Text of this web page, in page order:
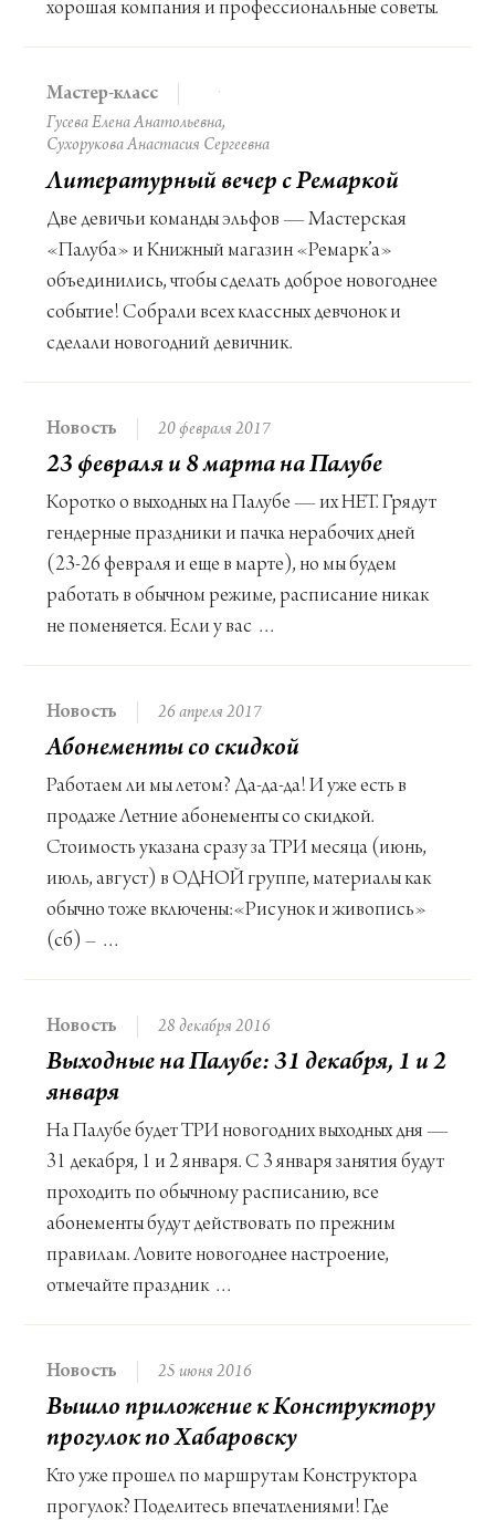
хорошая компания и профессиональные советы.
Мастер-класс
Гусева Елена Анатольевна
Сухорукова Анастасия Сергеевна
Литературный вечер с Ремаркой
Две девичьи команды эльфов — Мастерская
«Палуба» и Книжный магазин «Ремарк’а»
объединились, чтобы сделать доброе новогоднее
событие! Собрали всех классных девчонок и
сделали новогодний девичник.
Новость 20 февраля 2017
23 февраля и 8 марта на Палубе
Коротко о выходных на Палубе — их НЕТ. Грядут
гендерные праздники и пачка нерабочих дней
(23-26 февраля и еще в марте), но мы будем
работать в обычном режиме, расписание никак
не поменяется. Если у вас …
Новость 26 апреля 2017
Абонементы со скидкой
Работаем ли мы летом? Да-да-да! И уже есть в
продаже Летние абонементы со скидкой.
Стоимость указана сразу за ТРИ месяца (июнь,
июль, август) в ОДНОЙ группе, материалы как
обычно тоже включены:«Рисунок и живопись»
(сб) – …
Новость 28 декабря 2016
Выходные на Палубе: 31 декабря, 1 и 2
января
На Палубе будет ТРИ новогодних выходных дня —
31 декабря, 1 и 2 января. С 3 января занятия будут
проходить по обычному расписанию, все
абонементы будут действовать по прежним
правилам. Ловите новогоднее настроение,
отмечайте праздник …
Новость 25 июня 2016
Вышло приложение к Конструктору
прогулок по Хабаровску
Кто уже прошел по маршрутам Конструктора
прогулок? Поделитесь впечатлениями! Где